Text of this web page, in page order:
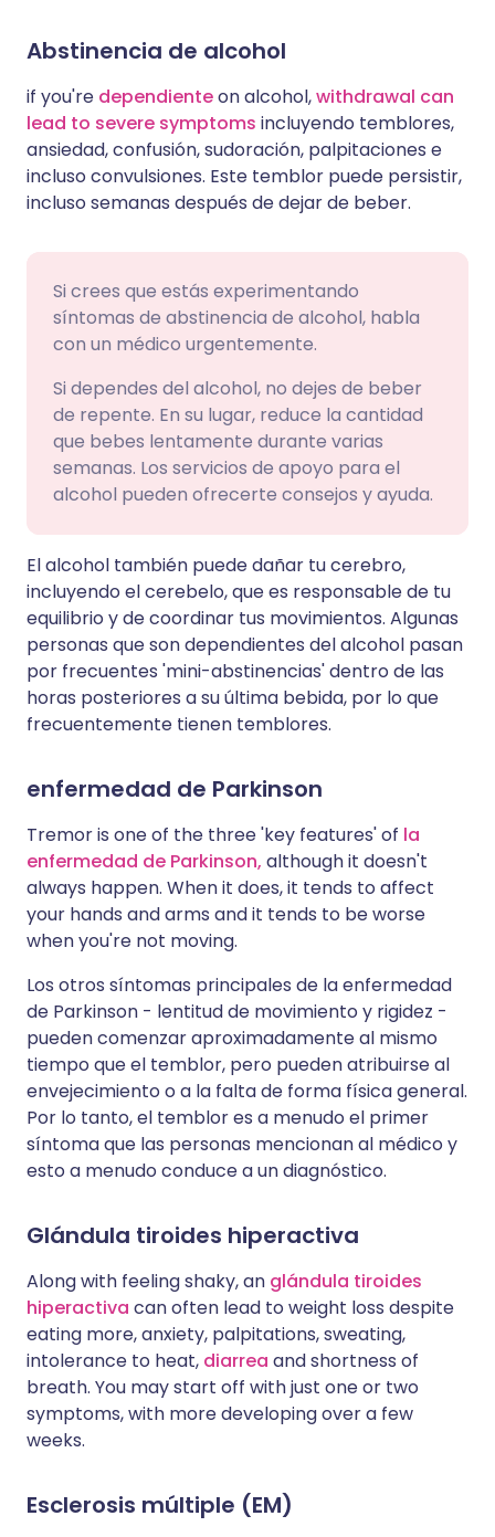
Abstinencia de alcohol
if you're dependienteon alcohol,withdrawal can
lead to severe symptoms incluyendo temblores,
ansiedad, confusión, sudoración, palpitaciones e
incluso convulsiones. Este temblor puede persistir,
incluso semanas después de dejar de beber.
Si crees que estás experimentando
síntomas de abstinencia de alcohol, habla
con un médico urgentemente.
Si dependes del alcohol, no dejes de beber
de repente. En su lugar, reduce la cantidad
que bebes lentamente durante varias
semanas. Los servicios de apoyo para el
alcohol pueden ofrecerte consejos y ayuda.
El alcohol también puede dañar tu cerebro,
incluyendo el cerebelo, que es responsable de tu
equilibrio y de coordinar tus movimientos. Algunas
personas que son dependientes del alcohol pasan
por frecuentes 'mini-abstinencias' dentro de las
horas posteriores a su última bebida, por lo que
frecuentemente tienen temblores.
enfermedad de Parkinson
Tremor is one of the three 'key features' of la
enfermedad de Parkinson, although it doesn't
always happen. When it does, it tends to affect
your hands and arms and it tends to be worse
when you're not moving.
Los otros síntomas principales de la enfermedad
de Parkinson - lentitud de movimiento y rigidez -
pueden comenzar aproximadamente al mismo
tiempo que el temblor, pero pueden atribuirse al
envejecimiento o a la falta de forma física general.
Por lo tanto, el temblor es a menudo el primer
síntoma que las personas mencionan al médico y
esto a menudo conduce a un diagnóstico.
Glándula tiroides hiperactiva
Along with feeling shaky, an glándula tiroides
hiperactiva can often lead to weight loss despite
eating more, anxiety, palpitations, sweating,
intolerance to heat, diarrea and shortness of
breath. You may start off with just one or two
symptoms, with more developing over a few
weeks.
Esclerosis múltiple (EM)